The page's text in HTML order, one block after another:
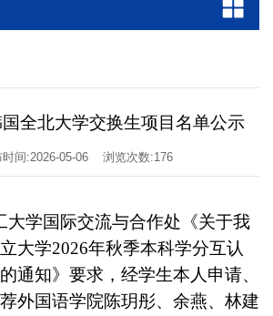
全北大学交换生项目名单公示
时间:2026-05-06 浏览次数:176
大学国际交流与合作处《关于我
大学2026年秋季本科学分互认
通知》要求，经学生本人申请、
外国语学院陈玥彤、余燕、林建